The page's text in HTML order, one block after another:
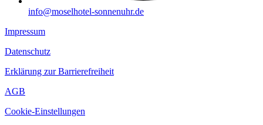
info@moselhotel-sonnenuhr.de
Impressum
Datenschutz
Erklärung zur Barrierefreiheit
AGB
Cookie-Einstellungen